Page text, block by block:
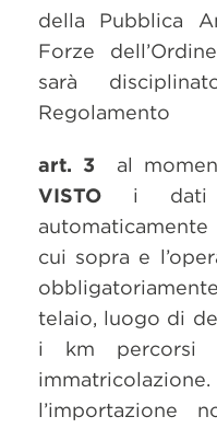
della Pubblica
Forze
sarà
Regolamento
art. 3 al
VISTO i dati
cui sopra e
telaio, luogo di
i km
l’importazione